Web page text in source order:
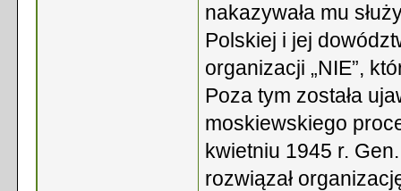
nakazywała mu
Polskiej i jej
organizacji „NIE”,
Poza tym została
moskiewskiego
kwietniu 1945 r.
rozwiązał